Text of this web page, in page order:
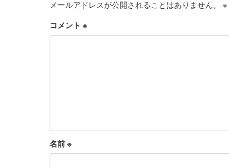
メールアドレスが公開されることはありません。 ※
コメント ※
名前※